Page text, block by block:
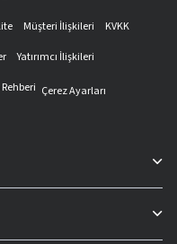
Müşteri İlişkileri
KVKK
Yatırımcı İlişkileri
Çerez Ayarları